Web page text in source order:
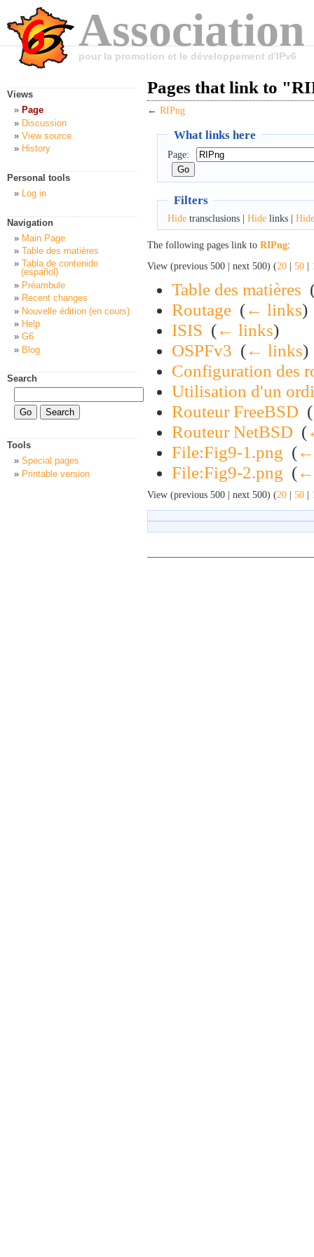
pour la promotion et le développement d'IPv6
Pages that link to
← RIPng
What links here
Page:
Filters
Hidetransclusions | Hidelinks | Hide
The following pages link to RIPng:
View (previous 500 | next 500) (20 | 50 |
Table des matières
Routage (← links)
ISIS (← links)
OSPFv3 (← links)
Configuration des
Utilisation d'un
Routeur FreeBSD (
Routeur NetBSD (
File:Fig9-1.png (
File:Fig9-2.png (
View (previous 500 | next 500) (20 | 50 |
Views
Page
Discussion
View source
History
Personal tools
Log in
Navigation
Main Page
Table des matières
Tabla de contenido
(español)
Préambule
Recent changes
Nouvelle édition (en cours)
Help
G6
Blog
Search
Tools
Special pages
Printable version